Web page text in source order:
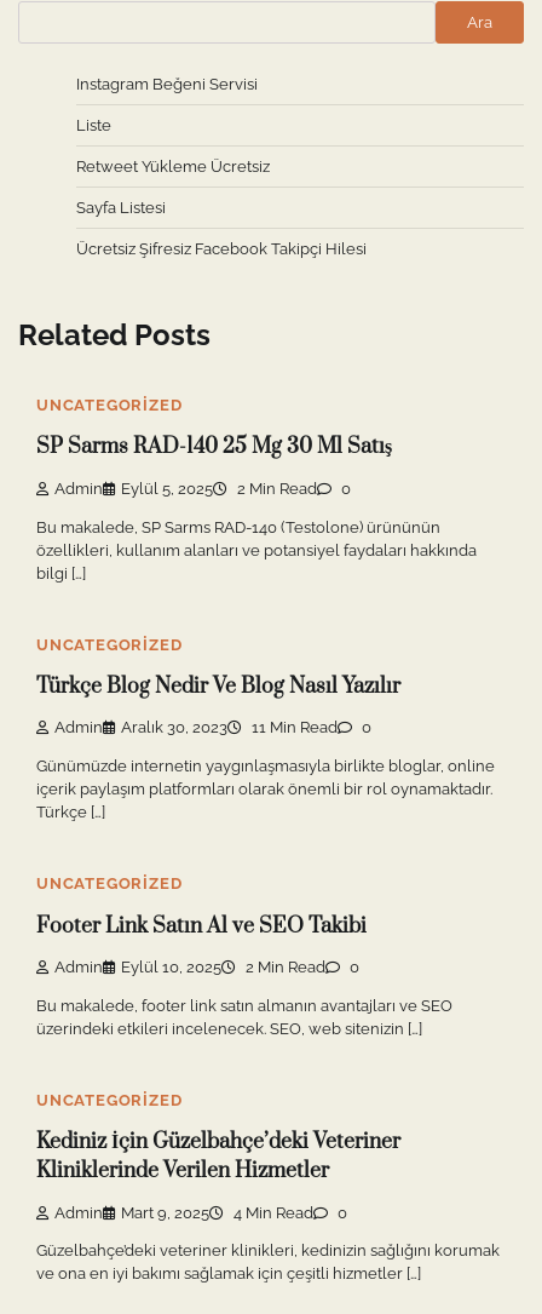
Ara
Instagram Beğeni Servisi
Liste
Retweet Yükleme Ücretsiz
Sayfa Listesi
Ücretsiz Şifresiz Facebook Takipçi Hilesi
Related Posts
UNCATEGORIZED
SP Sarms RAD-140 25 Mg 30 Ml Satış
Admin Eylül 5, 2025 2 Min Read 0
Bu makalede, SP Sarms RAD-140 (Testolone) ürününün
özellikleri, kullanım alanları ve potansiyel faydaları hakkında
bilgi […]
UNCATEGORIZED
Türkçe Blog Nedir Ve Blog Nasıl Yazılır
Admin Aralık 30, 2023 11 Min Read 0
Günümüzde internetin yaygınlaşmasıyla birlikte bloglar, online
içerik paylaşım platformları olarak önemli bir rol oynamaktadır.
Türkçe […]
UNCATEGORIZED
Footer Link Satın Al ve SEO Takibi
Admin Eylül 10, 2025 2 Min Read 0
Bu makalede, footer link satın almanın avantajları ve SEO
üzerindeki etkileri incelenecek. SEO, web sitenizin […]
UNCATEGORIZED
Kediniz İçin Güzelbahçe’deki Veteriner
Kliniklerinde Verilen Hizmetler
Admin Mart 9, 2025 4 Min Read 0
Güzelbahçe’deki veteriner klinikleri, kedinizin sağlığını korumak
ve ona en iyi bakımı sağlamak için çeşitli hizmetler […]